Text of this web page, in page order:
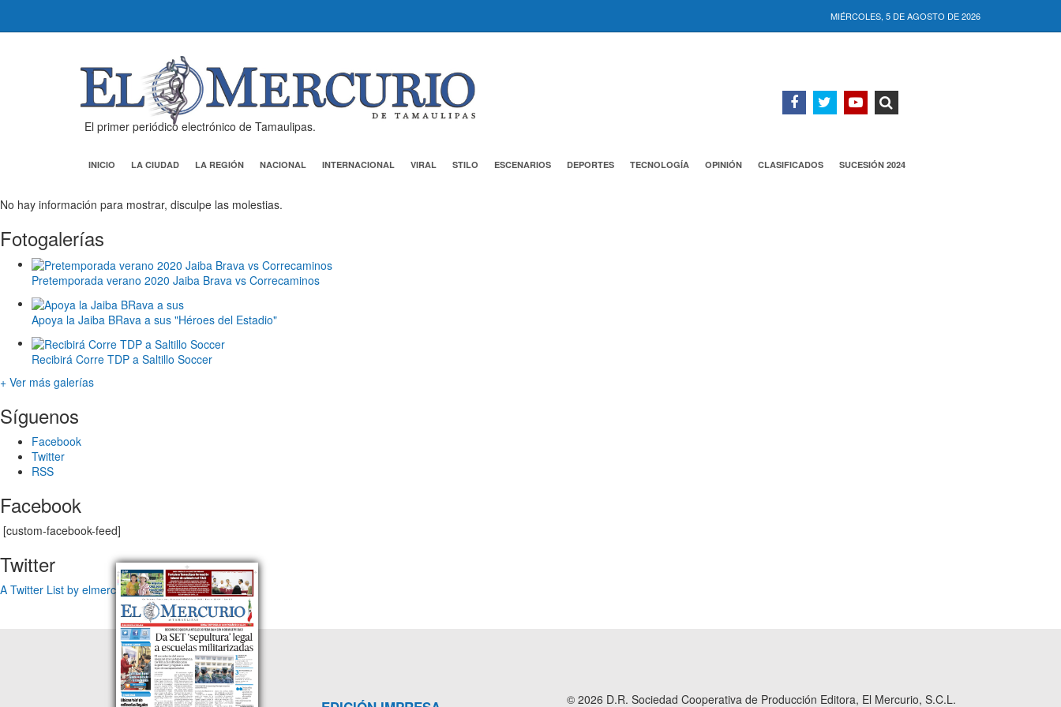
MIÉRCOLES, 5 DE AGOSTO DE 2026
El primer periódico electrónico de Tamaulipas.
INICIO LA CIUDAD LA REGIÓN NACIONAL INTERNACIONAL VIRAL STILO ESCENARIOS DEPORTES TECNOLOGÍA OPINIÓN CLASIFICADOS SUCESIÓN 2024
No hay información para mostrar, disculpe las molestias.
Fotogalerías
Pretemporada verano 2020 Jaiba Brava vs Correcaminos
Apoya la Jaiba BRava a sus "Héroes del Estadio"
Recibirá Corre TDP a Saltillo Soccer
+ Ver más galerías
Síguenos
Facebook
Twitter
RSS
Facebook
[custom-facebook-feed]
Twitter
A Twitter List by elmercuriotam
© 2026 D.R. Sociedad Cooperativa de Producción Editora, El Mercurio, S.C.L.